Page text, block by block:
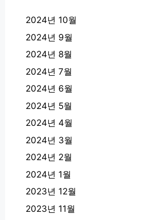
2024년 10월
2024년 9월
2024년 8월
2024년 7월
2024년 6월
2024년 5월
2024년 4월
2024년 3월
2024년 2월
2024년 1월
2023년 12월
2023년 11월